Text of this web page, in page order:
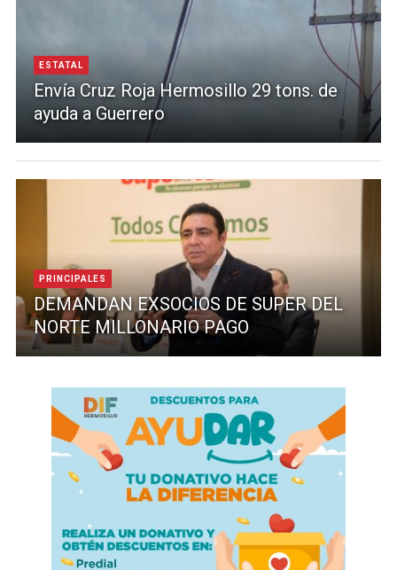
ESTATAL
Envía Cruz Roja Hermosillo 29 tons. de
ayuda a Guerrero
PRINCIPALES
DEMANDAN EXSOCIOS DE SUPER DEL
NORTE MILLONARIO PAGO